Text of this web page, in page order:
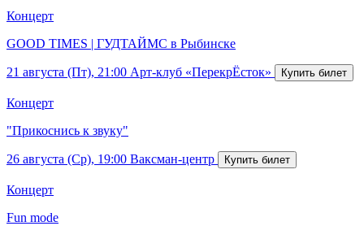
Концерт
GOOD TIMES | ГУДТАЙМС в Рыбинске
21 августа (Пт), 21:00 Арт-клуб «ПерекрЁсток»
Концерт
"Прикоснись к звуку"
26 августа (Ср), 19:00 Ваксман-центр
Концерт
Fun mode